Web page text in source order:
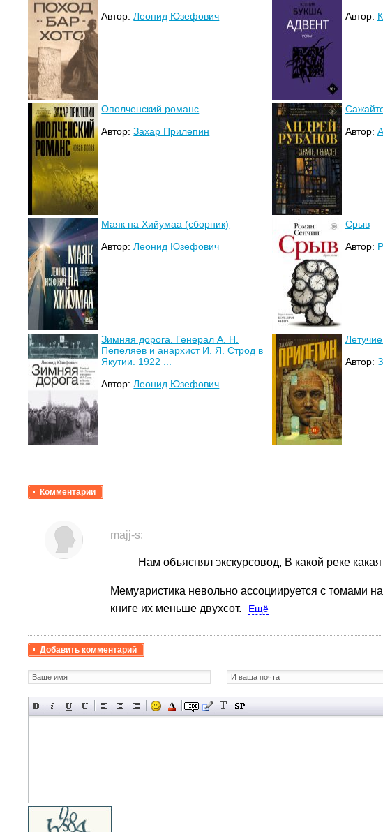
Автор:Леонид Юзефович
Автор:
Ополченский романс
Автор:Захар Прилепин
Автор:
Маяк на Хийумаа (сборник)
Автор:Леонид Юзефович
Срыв
Автор:
Зимняя дорога. Генерал А. Н.
Пепеляев и анархист И. Я. Строд в
Якутии. 1922 ...
Автор:Леонид Юзефович
Автор:
Комментарии
majj-s:
Нам объяснял экскурсовод, В какой реке
Мемуаристика невольно ассоциируется с томами
книге их меньше двухсот.
Ещё
Добавить комментарий